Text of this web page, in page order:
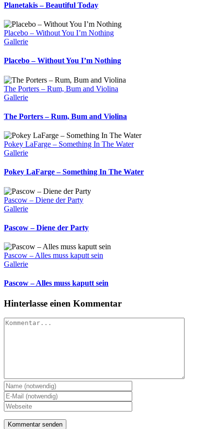
Planetakis – Beautiful Today
Placebo – Without You I’m Nothing
Gallerie
Placebo – Without You I’m Nothing
The Porters – Rum, Bum and Violina
Gallerie
The Porters – Rum, Bum and Violina
Pokey LaFarge – Something In The Water
Gallerie
Pokey LaFarge – Something In The Water
Pascow – Diene der Party
Gallerie
Pascow – Diene der Party
Pascow – Alles muss kaputt sein
Gallerie
Pascow – Alles muss kaputt sein
Hinterlasse einen Kommentar
Kommentar